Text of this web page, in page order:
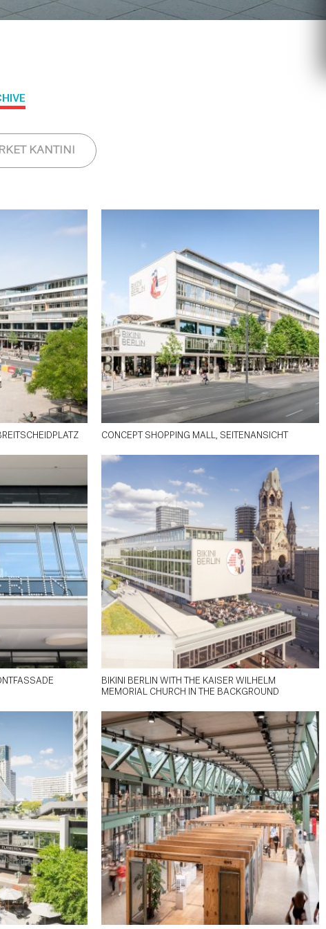
KANTINI
CONCEPT SHOPPING MALL, SEITENANSICHT
BIKINI BERLIN WITH THE KAISER WILHELM
MEMORIAL CHURCH IN THE BACKGROUND